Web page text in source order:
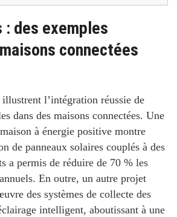
: des exemples
connectées
l’intégration réussie de
dans des maisons connectées. Une
à énergie positive montre
de panneaux solaires couplés à des
a permis de réduire de 70 % les
En outre, un autre projet
des systèmes de collecte des
intelligent, aboutissant à une